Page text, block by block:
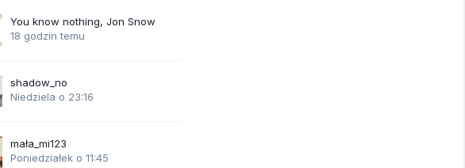
You know nothing, Jon Snow
18 godzin temu
shadow_no
Niedziela o 23:16
mała_mi123
Poniedziałek o 11:45